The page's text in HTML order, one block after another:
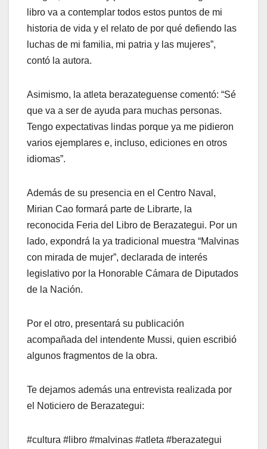
libro va a contemplar todos estos puntos de mi
historia de vida y el relato de por qué defiendo las
luchas de mi familia, mi patria y las mujeres”,
contó la autora.
Asimismo, la atleta berazateguense comentó: “Sé
que va a ser de ayuda para muchas personas.
Tengo expectativas lindas porque ya me pidieron
varios ejemplares e, incluso, ediciones en otros
idiomas”.
Además de su presencia en el Centro Naval,
Mirian Cao formará parte de Librarte, la
reconocida Feria del Libro de Berazategui. Por un
lado, expondrá la ya tradicional muestra “Malvinas
con mirada de mujer”, declarada de interés
legislativo por la Honorable Cámara de Diputados
de la Nación.
Por el otro, presentará su publicación
acompañada del intendente Mussi, quien escribió
algunos fragmentos de la obra.
Te dejamos además una entrevista realizada por
el Noticiero de Berazategui:
#cultura #libro #malvinas #atleta #berazategui